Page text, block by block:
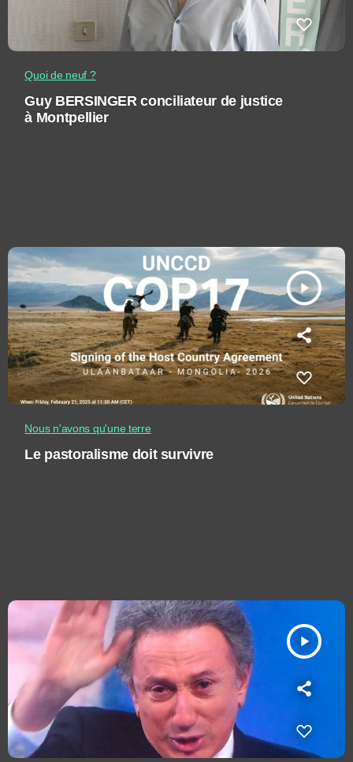
Quoi de neuf ?
Guy BERSINGER conciliateur de justice
à Montpellier
play_arrow
Nous n'avons qu'une terre
Le pastoralisme doit survivre
play_arrow